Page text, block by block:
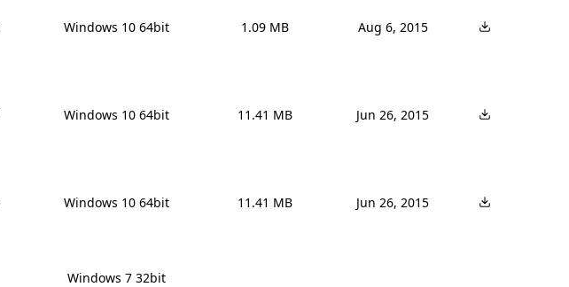
Windows 10 64bit 1.09 MB Aug 6, 2015
Windows 10 64bit 11.41 MB Jun 26, 2015
Windows 10 64bit 11.41 MB Jun 26, 2015
Windows 7 32bit